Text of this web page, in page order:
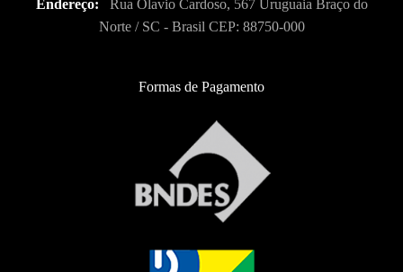
Endereço:
Rua Olavio Cardoso, 567 Uruguaia Braço do
Norte / SC - Brasil CEP: 88750-000
Formas de Pagamento